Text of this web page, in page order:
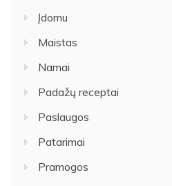
Įdomu
Maistas
Namai
Padažų receptai
Paslaugos
Patarimai
Pramogos